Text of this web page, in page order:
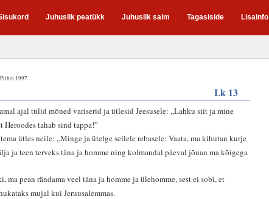
Juhuslik peatükk Juhuslik salm Tagasiside Lisainfo
1997
Lk 13
ajal tulid mõned variserid ja ütlesid Jeesusele: „Lahku siit ja mine
Heroodes tahab sind tappa!”
ütles neile: „Minge ja ütelge sellele rebasele: Vaata, ma kihutan kurje
ja teen terveks täna ja homme ning kolmandal päeval jõuan ma kõigega
ma pean rändama veel täna ja homme ja ülehomme, sest ei sobi, et
mujal kui Jeruusalemmas.